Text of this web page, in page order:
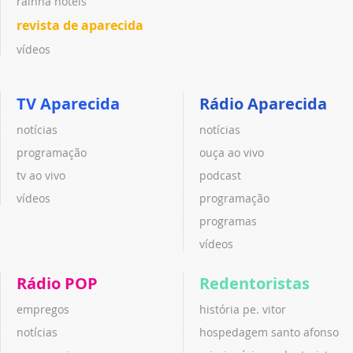
revista de aparecida
vídeos
TV Aparecida
notícias
programação
tv ao vivo
vídeos
Rádio Aparecida
notícias
ouça ao vivo
podcast
programação
programas
vídeos
Rádio POP
empregos
notícias
Redentoristas
história pe. vitor
hospedagem santo afonso